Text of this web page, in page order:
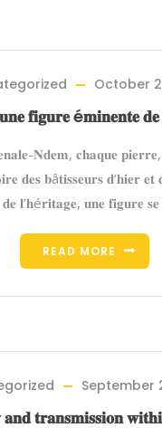
October
𝐟𝐢𝐠𝐮𝐫𝐞 é𝐦𝐢𝐧𝐞𝐧𝐭𝐞
𝐍𝐝𝐞𝐦, 𝐜𝐡𝐚𝐪𝐮𝐞 𝐩𝐢𝐞𝐫𝐫𝐞,
𝐝𝐞𝐬 𝐛â𝐭𝐢𝐬𝐬𝐞𝐮𝐫𝐬 𝐝’𝐡𝐢𝐞𝐫
𝐥’𝐡é𝐫𝐢𝐭𝐚𝐠𝐞, 𝐮𝐧𝐞 𝐟𝐢𝐠𝐮𝐫𝐞 𝐬𝐞
READ MORE
September
𝐭𝐫𝐚𝐧𝐬𝐦𝐢𝐬𝐬𝐢𝐨𝐧